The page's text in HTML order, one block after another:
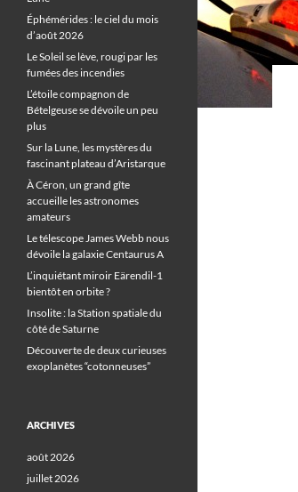
Éphémérides : le ciel du mois
d’août 2026
Le Soleil se lève, rougi par les
fumées des incendies
L’étoile compagnon de
Bételgeuse se dévoile un peu
plus
Sur la Lune, les mystères du
fascinant plateau d’Aristarque
À Céron, un grand gîte
accueille les astronomes
amateurs
Le télescope James Webb nous
dévoile la galaxie Centaurus A
L’inquiétant miroir Eärendil-1
bientôt en orbite ?
Insolite : la Station spatiale du
côté de Saturne
Découverte de deux curieuses
exoplanètes “cotonneuses”
ARCHIVES
août 2026
juillet 2026